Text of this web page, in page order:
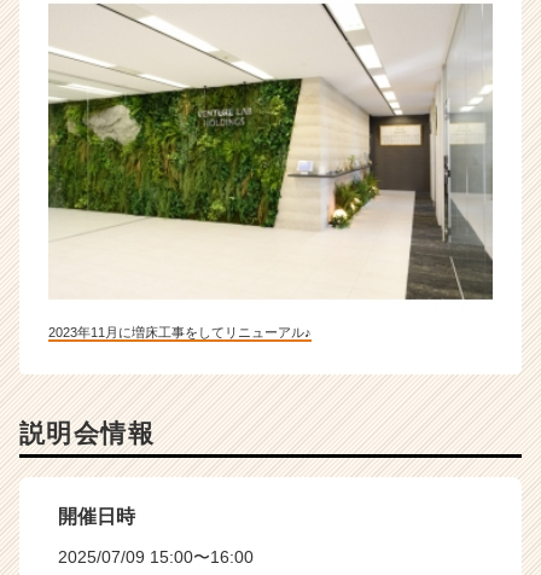
2023年11月に増床工事をしてリニューアル♪
説明会情報
開催日時
2025/07/09 15:00〜16:00